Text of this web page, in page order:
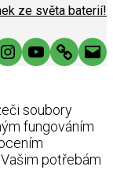
ze světa baterií!
Instagram
YouTube
Link
soubory
fungováním
potřebám